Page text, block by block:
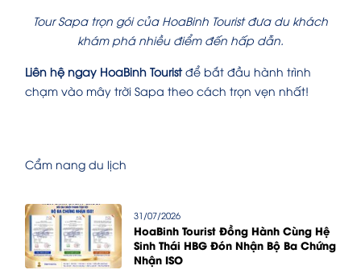
Tour Sapa trọn gói của HoaBinh Tourist đưa du khách
khám phá nhiều điểm đến hấp dẫn.
Liên hệ ngay HoaBinh Touristđể bắt đầu hành trình
chạm vào mây trời Sapa theo cách trọn vẹn nhất!
Cẩm nang du lịch
31/07/2026
HoaBinh Tourist Đồng Hành Cùng Hệ
Sinh Thái HBG Đón Nhận Bộ Ba Chứng
Nhận ISO